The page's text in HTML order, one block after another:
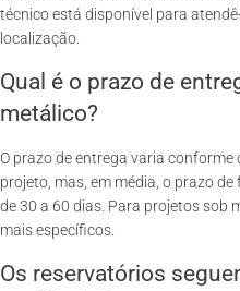
técnico está disponível para
localização.
Qual é o prazo de
metálico?
O prazo de entrega varia conforme
projeto, mas, em média, o prazo
de 30 a 60 dias. Para projetos sob
mais específicos.
Os reservatórios